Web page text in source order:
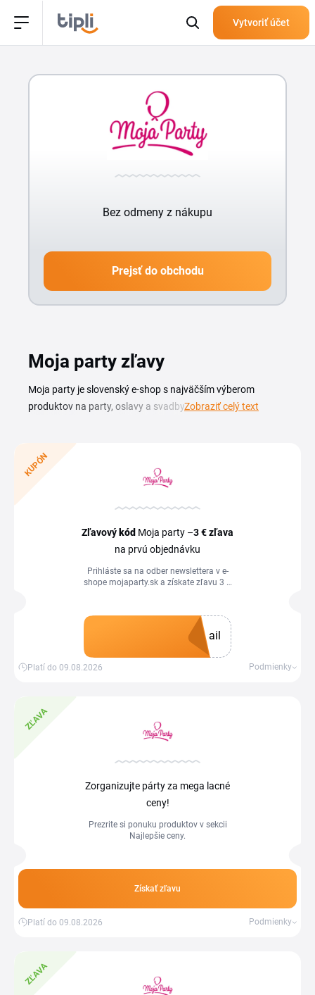
Vytvoriť účet
Bez odmeny z nákupu
Prejsť do obchodu
Moja party zľavy
Moja party je slovenský e-shop s najväčším výberom
produktov na party, oslavy a svadby. Nájdete tu balóny,
firemné akcie. So zľavovým kódom Moja party nakúpite
celú výzdobu za výhodnejšiu cenu. Aktuálny Moja party
zľavový kód vám umožní ušetriť na nákupe balónov,
héliových sád aj tematických dekorácií. Prehľad platných
ktorý vyhovuje vašej objednávke, a uplatniť ho v košíku pred
Zobraziť celý text
KUPÓN
Zľavový kód Moja party –3 €zľava
na prvú objednávku
Prihláste sa na odber newslettera v e-
shope mojaparty.sk a získate zľavu 3 €
ail
Platí do 09.08.2026 Podmienky
ZĽAVA
Zorganizujte párty za mega lacné
ceny!
Prezrite si ponuku produktov v sekcii
Najlepšie ceny.
Získať zľavu
Platí do 09.08.2026 Podmienky
ZĽAVA